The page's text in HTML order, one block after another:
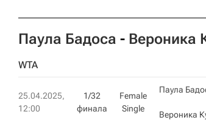
Паула Бадоса - Вероника
WTA
25.04.2025,
12:00
1/32
финала
Female
Single
Паула
Вероника